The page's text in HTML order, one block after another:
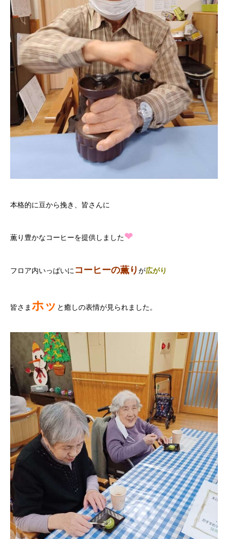
本格的に豆から挽き、皆さんに
薫り豊かなコーヒーを提供しました❤
フロア内いっぱいに コーヒーの薫りが広がり
皆さまホッ と癒しの表情が見られました。